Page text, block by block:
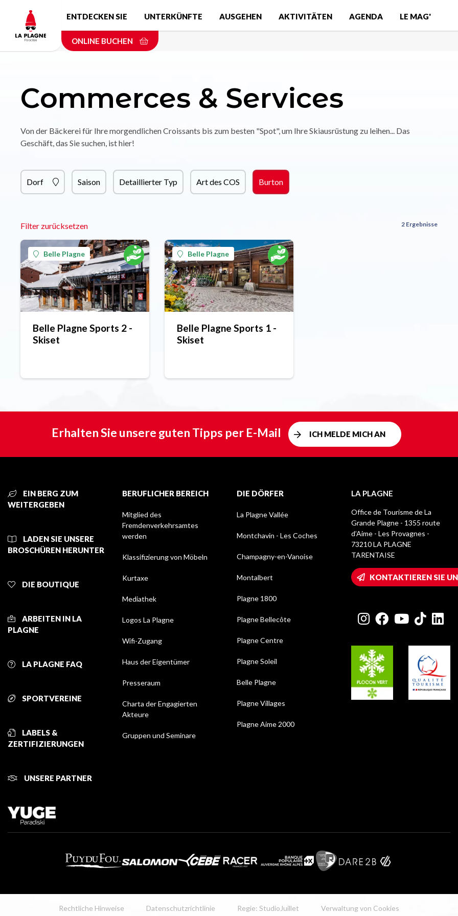
content
ENTDECKEN SIE UNTERKÜNFTE AUSGEHEN AKTIVITÄTEN AGENDA LE MAG'
ONLINE BUCHEN
Commerces & Services
Von der Bäckerei für Ihre morgendlichen Croissants bis zum besten "Spot", um Ihre Skiausrüstung zu leihen... Das
Geschäft, das Sie suchen, ist hier!
Dorf Saison Detaillierter Typ Art des COS Burton
Filter zurücksetzen 2 Ergebnisse
Belle Plagne
Belle Plagne Sports 2 -
Skiset
Belle Plagne
Belle Plagne Sports 1 -
Skiset
Erhalten Sie unsere guten Tipps per E-Mail ICH MELDE MICH AN
EIN BERG ZUM
WEITERGEBEN
LADEN SIE UNSERE
BROSCHÜREN HERUNTER
DIE BOUTIQUE
ARBEITEN IN LA
PLAGNE
LA PLAGNE FAQ
SPORTVEREINE
LABELS &
ZERTIFIZIERUNGEN
UNSERE PARTNER
BERUFLICHER BEREICH
Mitglied des
Fremdenverkehrsamtes
werden
Klassifizierung von Möbeln
Kurtaxe
Mediathek
Logos La Plagne
Wifi-Zugang
Haus der Eigentümer
Presseraum
Charta der Engagierten
Akteure
Gruppen und Seminare
DIE DÖRFER
La Plagne Vallée
Montchavin - Les Coches
Champagny-en-Vanoise
Montalbert
Plagne 1800
Plagne Bellecôte
Plagne Centre
Plagne Soleil
Belle Plagne
Plagne Villages
Plagne Aime 2000
LA PLAGNE
Office de Tourisme de La
Grande Plagne - 1355 route
d’Aime - Les Provagnes -
73210 LA PLAGNE
TARENTAISE
KONTAKTIEREN SIE
Rechtliche Hinweise Datenschutzrichtlinie Regie: StudioJuillet Verwaltung von Cookies